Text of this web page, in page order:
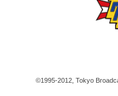
©1995-2012, Tokyo